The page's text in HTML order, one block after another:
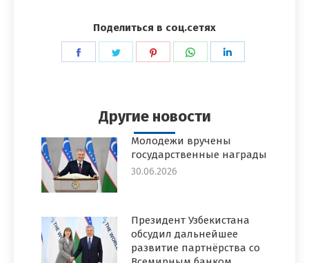
Поделиться в соц.сетях
ПоделитьсяПоделитьсяПоделитьсяПоделиться
Другие новости
Молодежи вручены
государственные награды
30.06.2026
Президент Узбекистана
обсудил дальнейшее
развитие партнёрства со